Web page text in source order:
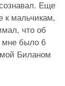
Еще
к мальчикам,
что об
мне было 6
Биланом